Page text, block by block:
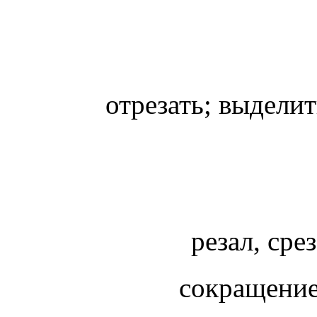
отрезать;
резал,